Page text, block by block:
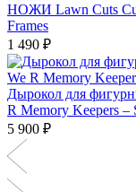
НОЖИ Lawn Cuts
Frames
1 490 ₽
Дырокол для
R Memory Keepers –
5 900 ₽